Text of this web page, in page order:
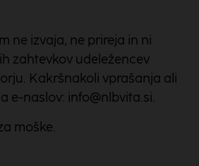
ne izvaja, ne prireja in ni
zahtevkov udeležencev
Kakršnakoli vprašanja ali
e-naslov: info@nlbvita.si.
moške.